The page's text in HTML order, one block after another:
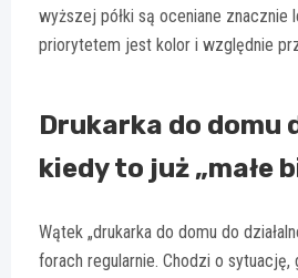
wyższej półki są oceniane znacznie
priorytetem jest kolor i względnie
Drukarka do domu
kiedy to już „małe
Wątek „drukarka do domu do
forach regularnie. Chodzi o